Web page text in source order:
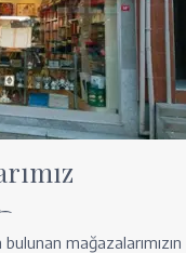
mağazalarımızın